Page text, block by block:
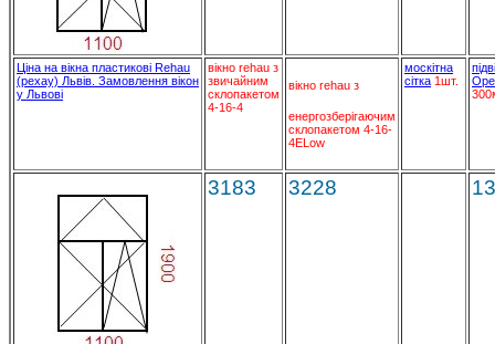
Ціна на вікна пластикові Rehau
(рехау) Львів. Замовлення вікон
у Львові
вікно rehau з
звичайним
склопакетом
4-16-4
вікно rehau з
енергозберігаючим
склопакетом 4-16-
4ELow
москітна
сітка 1шт.
3183 3228